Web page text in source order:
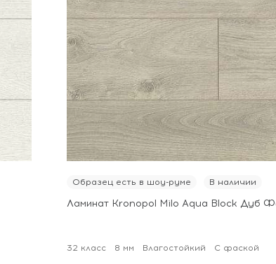
Образец есть в шоу-руме В наличии
Ламинат Kronopol Milo Aqua Block Дуб
32 класс 8 мм Влагостойкий С фаской